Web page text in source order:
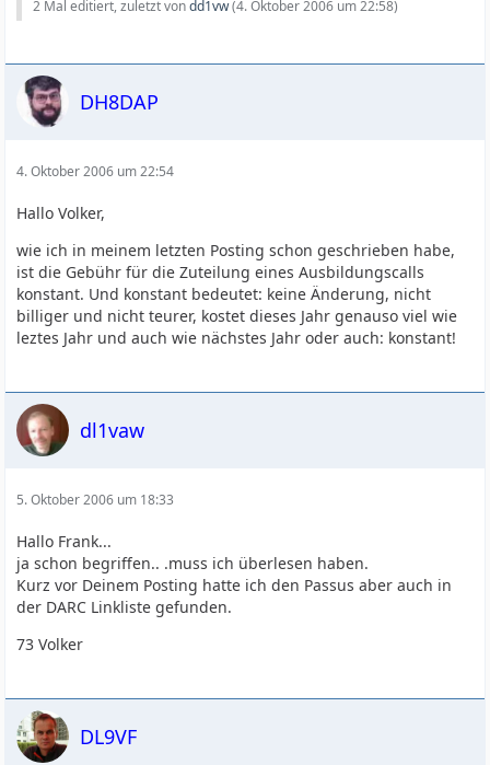
2 Mal editiert, zuletzt vondd1vw(4. Oktober 2006 um 22:58)
DH8DAP
4. Oktober 2006 um 22:54
Hallo Volker,
wie ich in meinem letzten Posting schon geschrieben habe,
ist die Gebühr für die Zuteilung eines Ausbildungscalls
konstant. Und konstant bedeutet: keine Änderung, nicht
billiger und nicht teurer, kostet dieses Jahr genauso viel wie
leztes Jahr und auch wie nächstes Jahr oder auch: konstant!
dl1vaw
5. Oktober 2006 um 18:33
Hallo Frank...
ja schon begriffen.. .muss ich überlesen haben.
Kurz vor Deinem Posting hatte ich den Passus aber auch in
der DARC Linkliste gefunden.
73 Volker
DL9VF